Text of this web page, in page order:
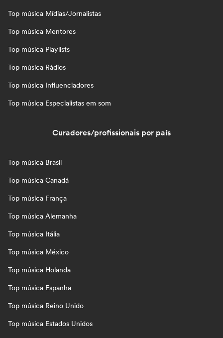
Top música Mídias/Jornalistas
Top música Mentores
Top música Playlists
Top música Rádios
Top música Influenciadores
Top música Especialistas em som
Curadores/profissionais por país
Top música Brasil
Top música Canadá
Top música França
Top música Alemanha
Top música Itália
Top música México
Top música Holanda
Top música Espanha
Top música Reino Unido
Top música Estados Unidos